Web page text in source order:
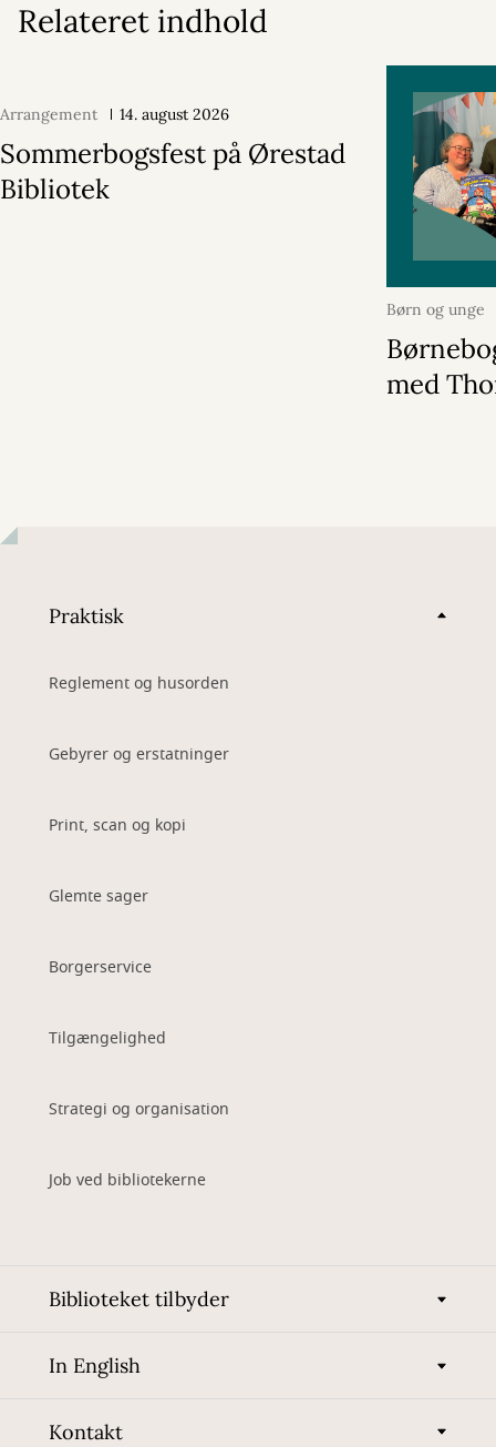
Relateret indhold
Arrangement 14. august 2026
Sommerbogsfest på Ørestad
Bibliotek
Børn og unge
2026
med
Praktisk
Reglement og husorden
Gebyrer og erstatninger
Print, scan og kopi
Glemte sager
Borgerservice
Tilgængelighed
Strategi og organisation
Job ved bibliotekerne
Biblioteket tilbyder
In English
Kontakt